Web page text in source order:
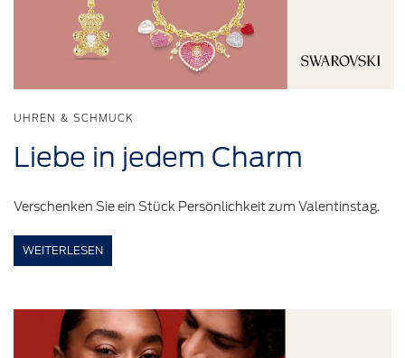
UHREN & SCHMUCK
Liebe in jedem Charm
Verschenken Sie ein Stück Persönlichkeit zum Valentinstag.
WEITERLESEN